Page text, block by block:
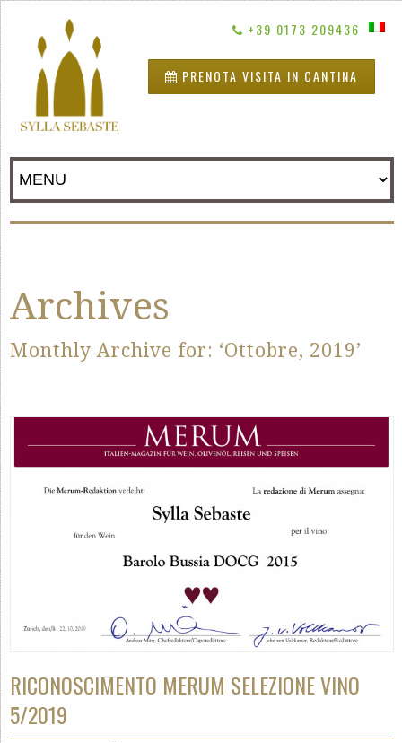
+39 0173 209436
PRENOTA VISITA IN CANTINA
Archives
Monthly Archive for: ‘Ottobre, 2019’
RICONOSCIMENTO MERUM SELEZIONE VINO
5/2019